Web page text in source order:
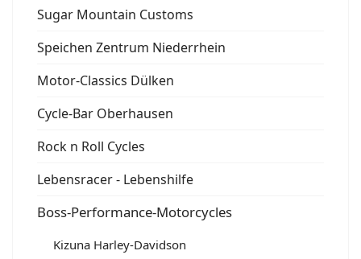
Sugar Mountain Customs
Speichen Zentrum Niederrhein
Motor-Classics Dülken
Cycle-Bar Oberhausen
Rock n Roll Cycles
Lebensracer - Lebenshilfe
Boss-Performance-Motorcycles
Kizuna Harley-Davidson